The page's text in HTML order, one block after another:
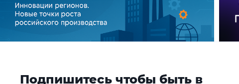
Подпишитесь чтобы быть в